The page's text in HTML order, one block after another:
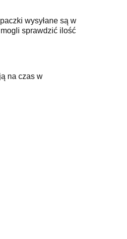
wysyłane są w
sprawdzić ilość
na czas w